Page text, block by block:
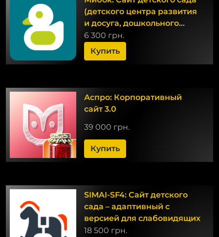
(детского центра развития
и досуга, дошкольного
учреждения)
6 300 грн.
Купить
Аспро: Корпоративный
сайт 3.0
39 000 грн.
Купить
SIMAI-SF4: Сайт детского
сада – адаптивный с
версией для слабовидящих
18 500 грн.